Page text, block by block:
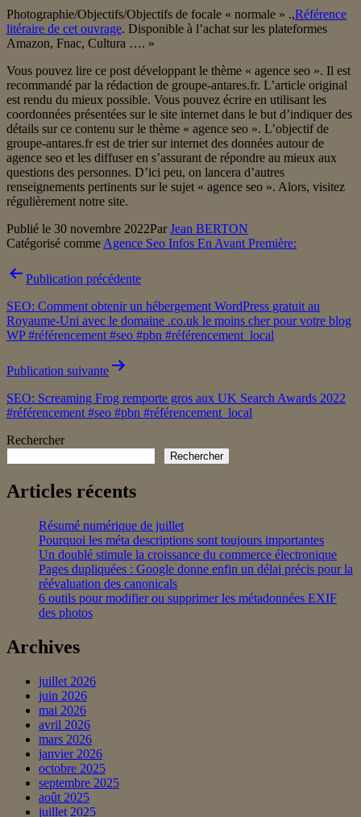
Photographie/Objectifs/Objectifs de focale « normale » .,Référence
litéraire de cet ouvrage. Disponible à l’achat sur les plateformes
Amazon, Fnac, Cultura …. »
Vous pouvez lire ce post développant le thème « agence seo ». Il est
recommandé par la rédaction de groupe-antares.fr. L’article original
est rendu du mieux possible. Vous pouvez écrire en utilisant les
coordonnées présentées sur le site internet dans le but d’indiquer des
détails sur ce contenu sur le thème « agence seo ». L’objectif de
groupe-antares.fr est de trier sur internet des données autour de
agence seo et les diffuser en s’assurant de répondre au mieux aux
questions des personnes. D’ici peu, on lancera d’autres
renseignements pertinents sur le sujet « agence seo ». Alors, visitez
régulièrement notre site.
Publié le 30 novembre 2022ParJean BERTON
Catégorisé comme Agence Seo Infos En Avant Première:
Navigation
l’article
Publication précédente
SEO: Comment obtenir un hébergement WordPress gratuit au
Royaume-Uni avec le domaine .co.uk le moins cher pour votre blog
WP #référencement #seo #pbn #référencement_local
Publication suivante
SEO: Screaming Frog remporte gros aux UK Search Awards 2022
#référencement #seo #pbn #référencement_local
Rechercher
Rechercher
Articles récents
Résumé numérique de juillet
Pourquoi les méta descriptions sont toujours importantes
Un doublé stimule la croissance du commerce électronique
Pages dupliquées : Google donne enfin un délai précis pour la
réévaluation des canonicals
6 outils pour modifier ou supprimer les métadonnées EXIF
des photos
Archives
juillet 2026
juin 2026
mai 2026
avril 2026
mars 2026
janvier 2026
octobre 2025
septembre 2025
août 2025
juillet 2025